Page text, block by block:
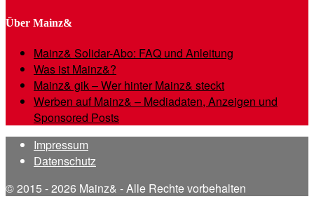
Über Mainz&
Mainz& Solidar-Abo: FAQ und Anleitung
Was ist Mainz&?
Mainz& gik – Wer hinter Mainz& steckt
Werben auf Mainz& – Mediadaten, Anzeigen und
Sponsored Posts
Impressum
Datenschutz
© 2015 - 2026 Mainz& - Alle Rechte vorbehalten